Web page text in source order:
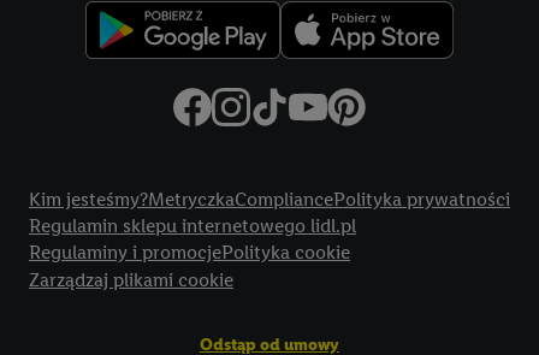
Kim jesteśmy?MetryczkaCompliancePolityka prywatności
Regulamin sklepu internetowego lidl.pl
Regulaminy i promocjePolityka cookie
Zarządzaj plikami cookie
Odstąp od umowy